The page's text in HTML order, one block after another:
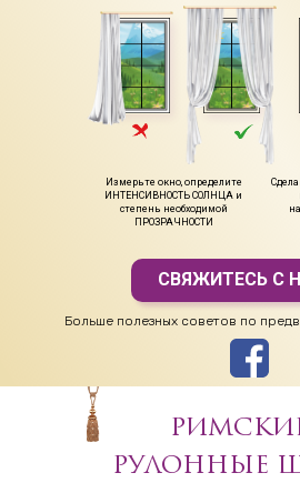
СВЯЖИТЕСЬ С
Измерьте окно, определите
ИНТЕНСИВНОСТЬ СОЛНЦА и
степень необходимой
ПРОЗРАЧНОСТИ
Больше полезных советов по
РУЛОННЫЕ